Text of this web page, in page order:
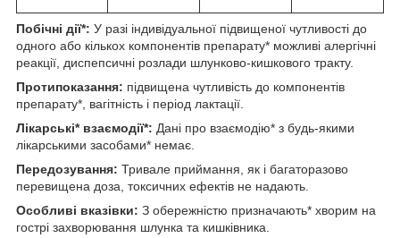
Побічні дії*: У разі індивідуальної підвищеної чутливості до
одного або кількох компонентів препарату* можливі алергічні
реакції, диспепсичні розлади шлунково-кишкового тракту.
Протипоказання: підвищена чутливість до компонентів
препарату*, вагітність і період лактації.
Лікарські* взаємодії*: Дані про взаємодію* з будь-якими
лікарськими засобами* немає.
Передозування: Тривале приймання, як і багаторазово
перевищена доза, токсичних ефектів не надають.
Особливі вказівки: З обережністю призначають* хворим на
гострі захворювання шлунка та кишківника.